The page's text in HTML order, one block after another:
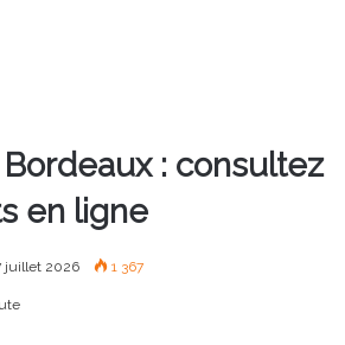
Bordeaux : consultez
en ligne
juillet 2026 1 367